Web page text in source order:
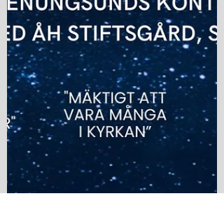
22 jan.
Anmälan Konfirmand 2027
Anmälan till Konfirmand 2027 är öppen.
Du kan välja mellan tre olika grupper.
Klicka vidare här för att läsa mer om vilka
datum som gäller och mer om upplägg och
innehåll. Och hör gärna av dig till någon av
oss om du har några frågor! Erik Stenberg
Roos, föreståndare och stiftsgårdspräst
erik.stenberg-roos@ahstiftsgard.se 0522-
779884 ​ Daniel Petrén, musiker och